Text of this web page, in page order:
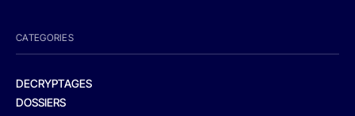
CATEGORIES
DECRYPTAGES
DOSSIERS